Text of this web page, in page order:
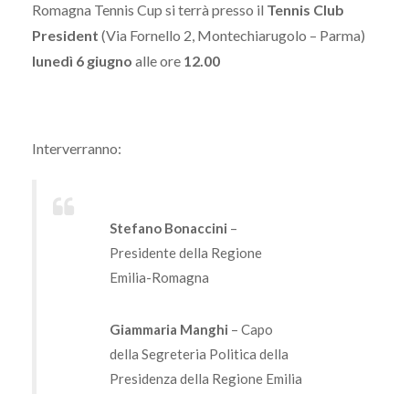
Romagna Tennis Cup si terrà presso il Tennis Club
President (Via Fornello 2, Montechiarugolo – Parma)
lunedì 6 giugno alle ore 12.00
Interverranno:
Stefano Bonaccini –
Presidente della Regione
Emilia-Romagna
Giammaria Manghi – Capo
della Segreteria Politica della
Presidenza della Regione Emilia